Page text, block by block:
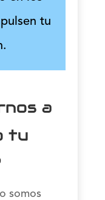
tu
a
tu
somos